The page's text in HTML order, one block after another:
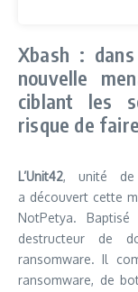
Xbash :
nouvelle
ciblant les
risque de
L’Unit42, unité de
a découvert cette
NotPetya. Baptisé
destructeur de
ransomware. Il
ransomware, de